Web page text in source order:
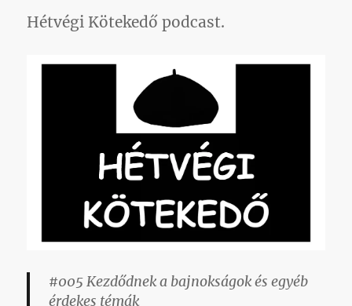
Hétvégi Kötekedő podcast.
#005 Kezdődnek a bajnokságok és egyéb
érdekes témák